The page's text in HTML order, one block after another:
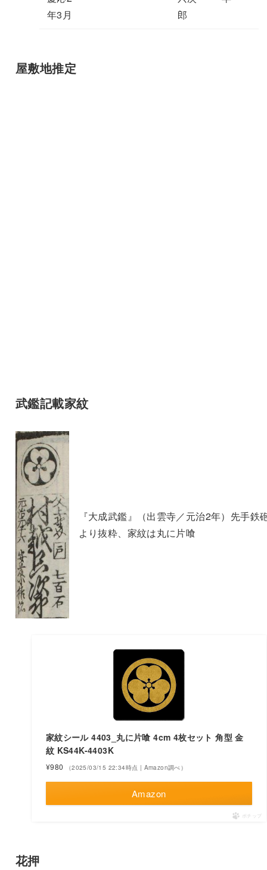
年3月
郎
屋敷地推定
武鑑記載家紋
『大成武鑑』（出雲寺／元治2年）先手鉄
より抜粋、家紋は丸に片喰
家紋シール 4403_丸に片喰 4cm 4枚セット 角型 金
紋 KS44K-4403K
¥980 （2025/03/15 22:34時点 | Amazon調べ）
Amazon
ポチップ
花押